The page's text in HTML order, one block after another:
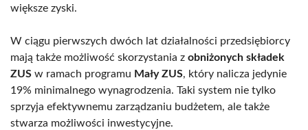
większe zyski.
W ciągu pierwszych dwóch lat działalności przedsiębiorcy
mają także możliwość skorzystania z obniżonych składek
ZUS w ramach programu Mały ZUS, który nalicza jedynie
19% minimalnego wynagrodzenia. Taki system nie tylko
sprzyja efektywnemu zarządzaniu budżetem, ale także
stwarza możliwości inwestycyjne.